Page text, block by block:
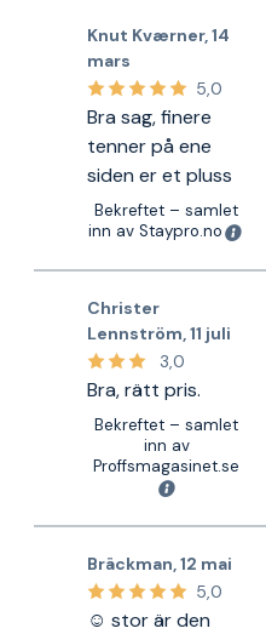
Knut Kværner,14
mars
5,0
Bra sag, finere
tenner på ene
siden er et pluss
Bekreftet – samlet
inn av Staypro.no
Christer
Lennström ,11 juli
3,0
Bra, rätt pris.
Bekreftet – samlet
inn av
Proffsmagasinet.se
Bräckman ,12 mai
5,0
☺️ stor är den